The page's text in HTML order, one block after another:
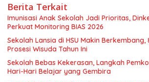
Berita Terkait
Imunisasi Anak Sekolah Jadi Prioritas,
Perkuat Monitoring BIAS 2026
Sekolah Lansia di HSU Makin Berkembang,
Prosesi Wisuda Tahun Ini
Sekolah Bebas Kekerasan, Langkah
Hari-Hari Belajar yang Gembira